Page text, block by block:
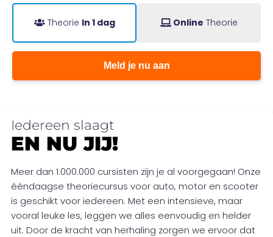
Theorie In 1 dag Online Theorie
Meld je nu aan
Iedereen slaagt
EN NU JIJ!
Meer dan 1.000.000 cursisten zijn je al voorgegaan! Onze
ééndaagse theoriecursus voor auto, motor en scooter
is geschikt voor iedereen. Met een intensieve, maar
vooral leuke les, leggen we alles eenvoudig en helder
uit. Door de kracht van herhaling zorgen we ervoor dat